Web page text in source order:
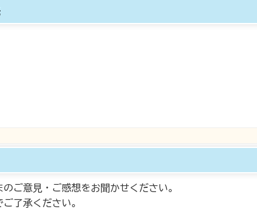
ご意見・ご感想をお聞かせください。
了承ください。